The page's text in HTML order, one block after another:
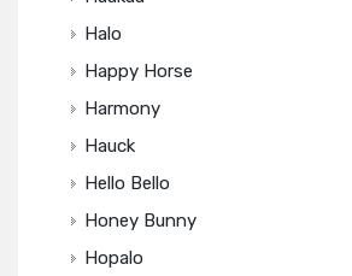
Halo
Happy Horse
Harmony
Hauck
Hello Bello
Honey Bunny
Hopalo